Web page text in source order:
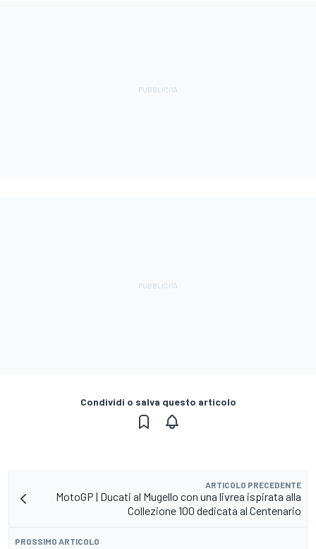
Condividi o salva questo articolo
ARTICOLO PRECEDENTE
MotoGP | Ducati al Mugello con una livrea ispirata alla
Collezione 100 dedicata al Centenario
PROSSIMO ARTICOLO